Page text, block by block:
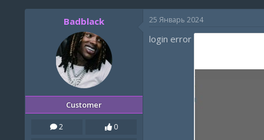
т
т
а
н
а
ч
а
л
а
Badblack
Customer
2 0
25 Январь 2024
login error